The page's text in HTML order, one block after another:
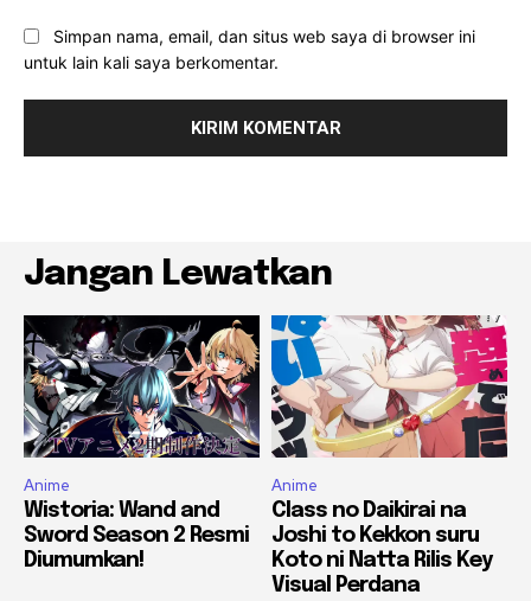
Simpan nama, email, dan situs web saya di browser ini
untuk lain kali saya berkomentar.
Jangan Lewatkan
Anime
Wistoria: Wand and
Sword Season 2 Resmi
Diumumkan!
Anime
Class no Daikirai na
Joshi to Kekkon suru
Koto ni Natta Rilis Key
Visual Perdana